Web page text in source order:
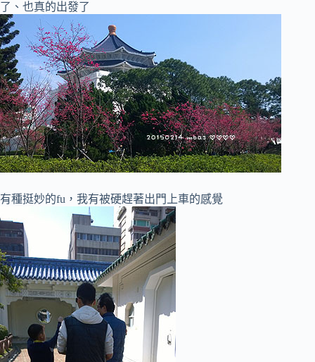
了、也真的出發了
有種挺妙的fu，我有被硬趕著出門上車的感覺